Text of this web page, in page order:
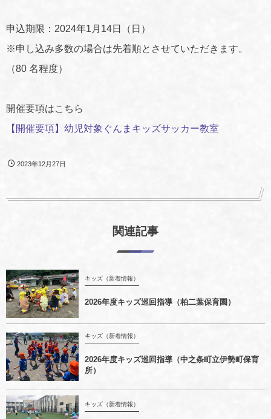
申込期限：2024年1月14日（日）
※申し込み多数の場合は先着順とさせていただきます。
（80 名程度）
開催要項はこちら
【開催要項】幼児対象ぐんまキッズサッカー教室
2023年12月27日
関連記事
キッズ（新着情報）
2026年度キッズ巡回指導（柏二葉保育園）
キッズ（新着情報）
2026年度キッズ巡回指導（中之条町立伊勢町保育
所）
キッズ（新着情報）